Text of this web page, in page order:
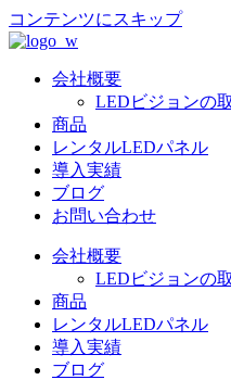
コンテンツにスキップ
会社概要
LEDビジョンの
商品
レンタルLEDパネル
導入実績
ブログ
お問い合わせ
会社概要
LEDビジョンの
商品
レンタルLEDパネル
導入実績
ブログ